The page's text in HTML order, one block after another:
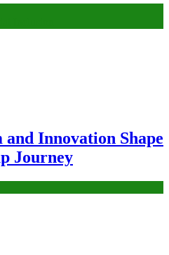
Innovation Shape
Journey